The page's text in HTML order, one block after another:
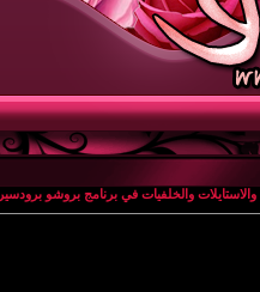
والخلفيات في برنامج بروشو برودسير